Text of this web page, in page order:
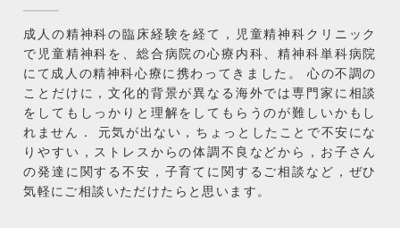
成人の精神科の臨床経験を経て，児童精神科クリニック
で児童精神科を、総合病院の心療内科、精神科単科病院
にて成人の精神科心療に携わってきました。 心の不調の
ことだけに，文化的背景が異なる海外では専門家に相談
をしてもしっかりと理解をしてもらうのが難しいかもし
れません． 元気が出ない，ちょっとしたことで不安にな
りやすい，ストレスからの体調不良などから，お子さん
の発達に関する不安，子育てに関するご相談など，ぜひ
気軽にご相談いただけたらと思います。